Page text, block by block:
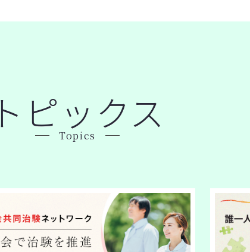
トピックス
Topics